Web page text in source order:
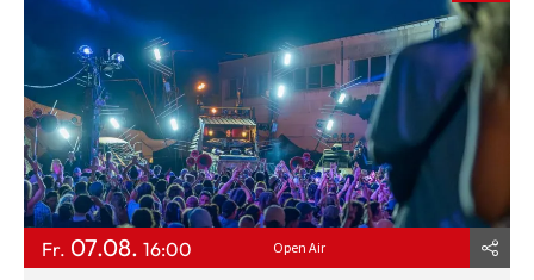
Fr. 07.08. 16:00 Open Air